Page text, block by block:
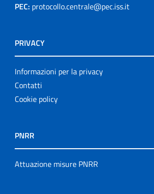
PEC: protocollo.centrale@pec.iss.it
PRIVACY
Informazioni per la privacy
Contatti
Cookie policy
PNRR
Attuazione misure PNRR